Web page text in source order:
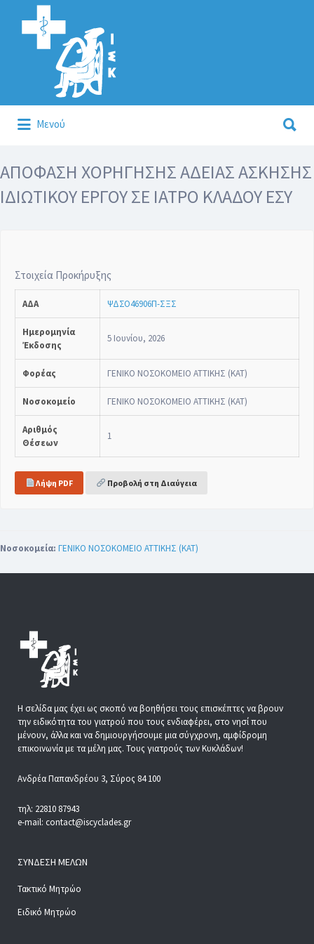
Αναζήτηση
για:
Μενού
για:
ΑΠΟΦΑΣΗ ΧΟΡΗΓΗΣΗΣ ΑΔΕΙΑΣ ΑΣΚΗΣΗΣ
ΙΔΙΩΤΙΚΟΥ ΕΡΓΟΥ ΣΕ ΙΑΤΡΟ ΚΛΑΔΟΥ ΕΣΥ
Στοιχεία Προκήρυξης
ΑΔΑ ΨΔΣΟ46906Π-ΣΞΣ
Ημερομηνία
Έκδοσης
5 Ιουνίου, 2026
Φορέας ΓΕΝΙΚΟ ΝΟΣΟΚΟΜΕΙΟ ΑΤΤΙΚΗΣ (ΚΑΤ)
Νοσοκομείο ΓΕΝΙΚΟ ΝΟΣΟΚΟΜΕΙΟ ΑΤΤΙΚΗΣ (ΚΑΤ)
Αριθμός
Θέσεων
1
Λήψη PDF Προβολή στη Διαύγεια
Νοσοκομεία: ΓΕΝΙΚΟ ΝΟΣΟΚΟΜΕΙΟ ΑΤΤΙΚΗΣ (ΚΑΤ)
Η σελίδα μας έχει ως σκοπό να βοηθήσει τους επισκέπτες να βρουν
την ειδικότητα του γιατρού που τους ενδιαφέρει, στο νησί που
μένουν, άλλα και να δημιουργήσουμε μια σύγχρονη, αμφίδρομη
επικοινωνία με τα μέλη μας. Τους γιατρούς των Κυκλάδων!
Ανδρέα Παπανδρέου 3, Σύρος 84 100
τηλ: 22810 87943
e-mail: contact@iscyclades.gr
ΣΎΝΔΕΣΗ ΜΕΛΏΝ
Τακτικό Μητρώο
Ειδικό Μητρώο